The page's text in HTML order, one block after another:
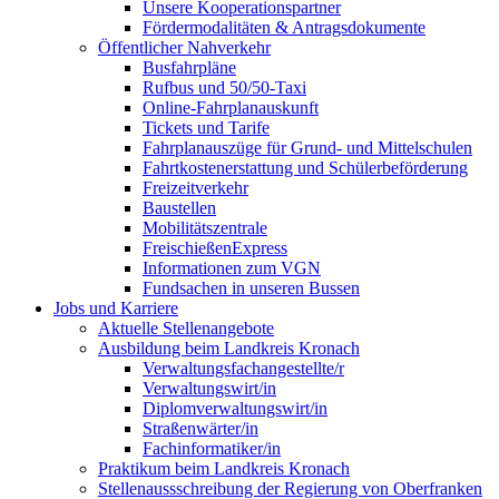
Unsere Kooperationspartner
Fördermodalitäten & Antragsdokumente
Öffentlicher Nahverkehr
Busfahrpläne
Rufbus und 50/50-Taxi
Online-Fahrplanauskunft
Tickets und Tarife
Fahrplanauszüge für Grund- und Mittelschulen
Fahrtkostenerstattung und Schülerbeförderung
Freizeitverkehr
Baustellen
Mobilitätszentrale
FreischießenExpress
Informationen zum VGN
Fundsachen in unseren Bussen
Jobs und Karriere
Aktuelle Stellenangebote
Ausbildung beim Landkreis Kronach
Verwaltungsfachangestellte/r
Verwaltungswirt/in
Diplomverwaltungswirt/in
Straßenwärter/in
Fachinformatiker/in
Praktikum beim Landkreis Kronach
Stellenaussschreibung der Regierung von Oberfranken